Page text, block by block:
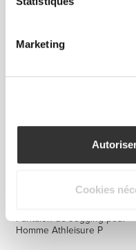
Marketing
Cookies
Pantalon de Jogging pour
Homme Athleisure P